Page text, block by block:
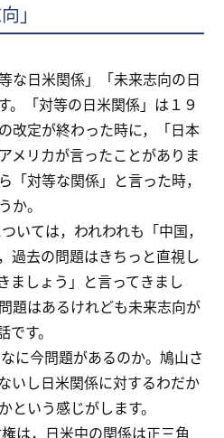
」
な日米関係」「未来志向の日
。「対等の日米関係」は１９
改定が終わった時に，「日本
メリカが言ったことがありま
「対等な関係」と言った時，
か。
いては，われわれも「中国，
過去の問題はきちっと直視し
ましょう」と言ってきまし
題はあるけれども未来志向が
す。
に今問題があるのか。鳩山さ
いし日米関係に対するわだか
という感じがします。
は，日米中の関係は正三角